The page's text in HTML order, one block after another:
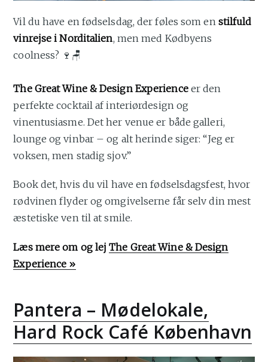
Vil du have en fødselsdag, der føles som en stilfuld
vinrejse i Norditalien, men med Kødbyens
coolness? 🍷🪑
The Great Wine & Design Experienceer den
perfekte cocktail af interiørdesign og
vinentusiasme. Det her venue er både galleri,
lounge og vinbar – og alt herinde siger: “Jeg er
voksen, men stadig sjov.”
Book det, hvis du vil have en fødselsdagsfest, hvor
rødvinen flyder og omgivelserne får selv din mest
æstetiske ven til at smile.
Læs mere om og lejThe Great Wine & Design
Experience »
Pantera – Mødelokale,
Hard Rock Café København